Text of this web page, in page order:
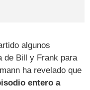
algunos
de Bill y Frank para
ha revelado que
entero a